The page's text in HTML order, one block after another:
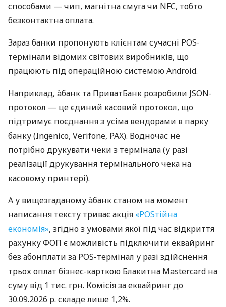
способами — чип, магнітна смуга чи NFC, тобто
безконтактна оплата.
Зараз банки пропонують клієнтам сучасні POS-
термінали відомих світових виробників, що
працюють під операційною системою Android.
Наприклад, àбанк та ПриватБанк розробили JSON-
протокол — це єдиний касовий протокол, що
підтримує поєднання з усіма вендорами в парку
банку (Ingenico, Verifone, PAX). Водночас не
потрібно друкувати чеки з термінала (у разі
реалізації друкування термінального чека на
касовому принтері).
А у вищезгаданому àбанк станом на момент
написання тексту триває акція «POSтійна
економія», згідно з умовами якої під час відкриття
рахунку ФОП є можливість підключити еквайринг
без абонплати за POS-термінал у разі здійснення
трьох оплат бізнес-карткою Блакитна Mastercard на
суму від 1 тис. грн. Комісія за еквайринг до
30.09.2026 р. складе лише 1,2%.